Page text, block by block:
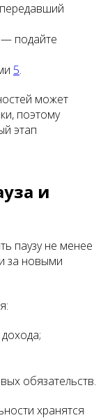
— подайте
5.
может
поэтому
этап
и
паузу не менее
за новыми
обязательств.
хранятся